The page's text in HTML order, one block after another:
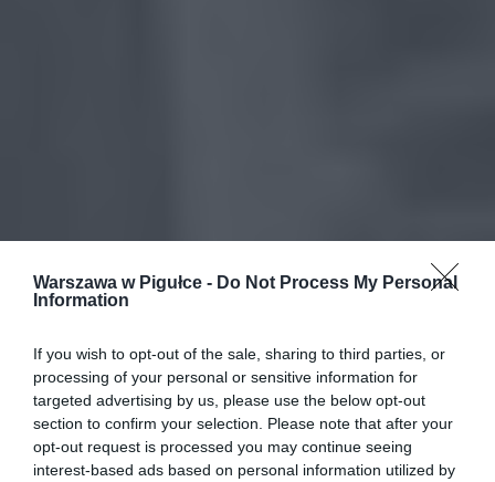
Warszawa w Pigułce - Do Not Process My Personal
Information
If you wish to opt-out of the sale, sharing to third parties, or
processing of your personal or sensitive information for
targeted advertising by us, please use the below opt-out
section to confirm your selection. Please note that after your
opt-out request is processed you may continue seeing
interest-based ads based on personal information utilized by